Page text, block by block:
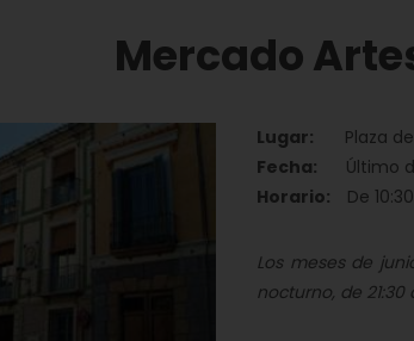
Mercado
Lugar:
Plaza
Fecha:
Último
Horario:
De
Los meses de
nocturno, de 21:30